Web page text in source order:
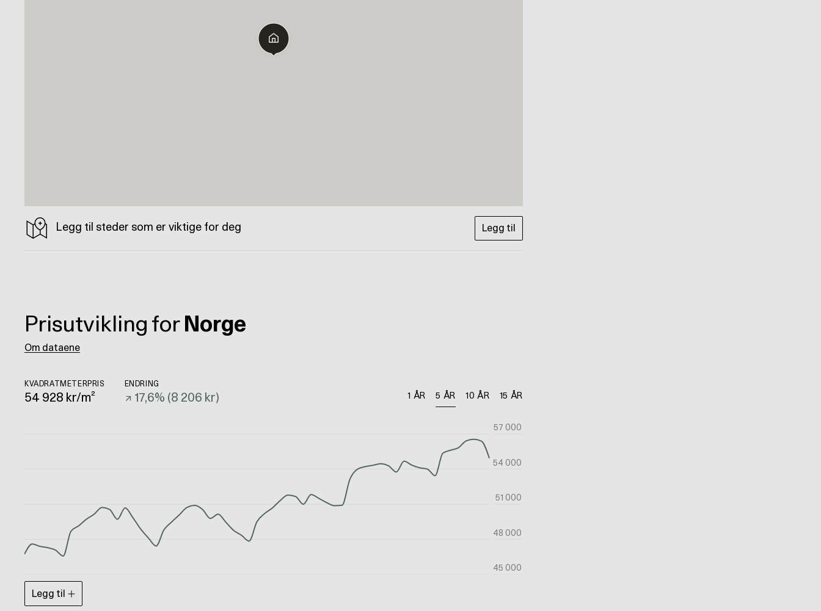
Legg til steder som er viktige for deg Legg til
Prisutvikling for Norge
Om dataene
1 ÅR 5 ÅR 10 ÅR 15 ÅR
KVADRATMETERPRIS
54 928 kr/m²
ENDRING
↗ 17,6% (8 206 kr)
45 000
48 000
51 000
54 000
57 000
Legg til